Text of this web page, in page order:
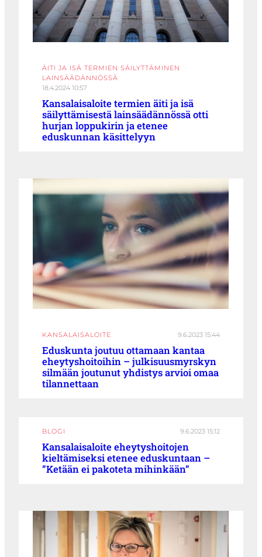
ÄITI JA ISÄ TERMIEN SÄILYTTÄMINEN
LAINSÄÄDÄNNÖSSÄ
18.4.2024 10:57
Kansalaisaloite termien äiti ja isä
säilyttämisestä lainsäädännössä otti
hurjan loppukirin ja etenee
eduskunnan käsittelyyn
KANSALAISALOITE 9.6.2023 15:44
Eduskunta joutuu ottamaan kantaa
eheytyshoitoihin – julkisuusmyrskyn
silmään joutunut yhdistys arvioi omaa
tilannettaan
BLOGI 9.6.2023 15:12
Kansalaisaloite eheytyshoitojen
kieltämiseksi etenee eduskuntaan –
”Ketään ei pakoteta mihinkään”